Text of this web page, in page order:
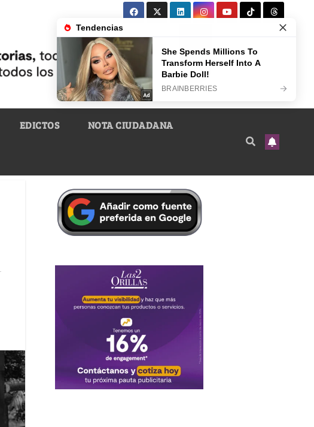
EDICTOS NOTA CIUDADANA